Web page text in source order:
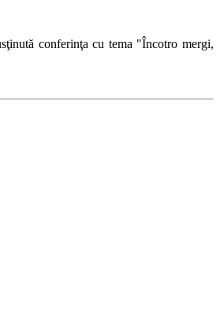
conferinţa cu tema "Încotro mergi,